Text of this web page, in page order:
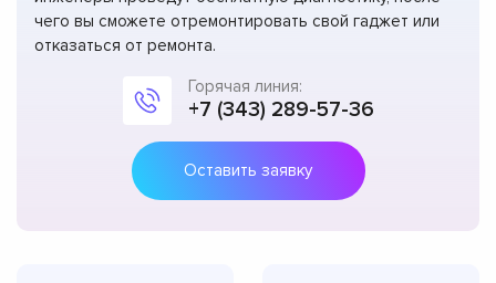
чего вы сможете отремонтировать свой гаджет или
отказаться от ремонта.
Горячая линия:
+7 (343) 289-57-36
Оставить заявку